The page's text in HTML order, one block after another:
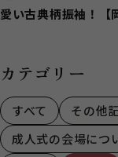
愛い古典柄振袖！【
カテゴリー
すべて その他
成人式の会場につ